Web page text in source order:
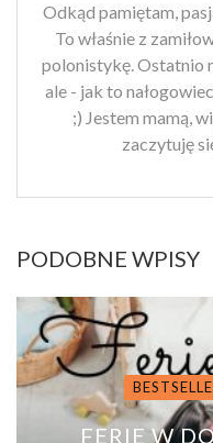
Odkąd pamiętam,
To właśnie z
polonistykę. Ostatnio
ale - jak to
;) Jestem mamą,
zaczytuję
PODOBNE WPISY
FERIE W